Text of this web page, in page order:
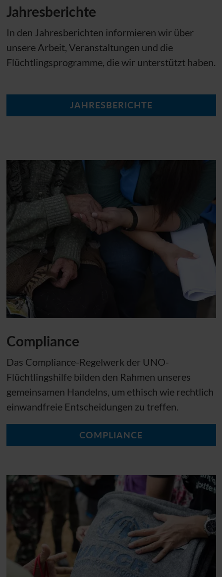
Jahresberichte
In den Jahresberichten informieren wir über
unsere Arbeit, Veranstaltungen und die
Flüchtlingsprogramme, die wir unterstützt haben.
JAHRESBERICHTE
Compliance
Das Compliance-Regelwerk der UNO-
Flüchtlingshilfe bilden den Rahmen unseres
gemeinsamen Handelns, um ethisch wie rechtlich
einwandfreie Entscheidungen zu treffen.
COMPLIANCE